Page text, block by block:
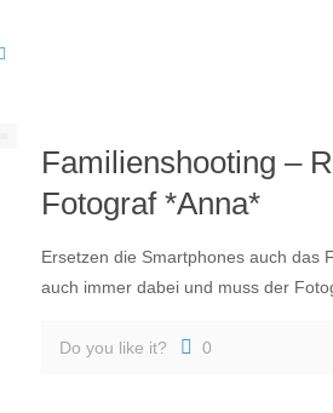
Familienshooting –
Fotograf *Anna*
Ersetzen die Smartphones auch das
auch immer dabei und muss der
Do you like it? 0